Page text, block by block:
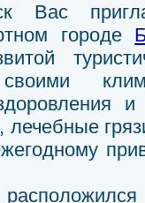
Вас
городе
лечебные